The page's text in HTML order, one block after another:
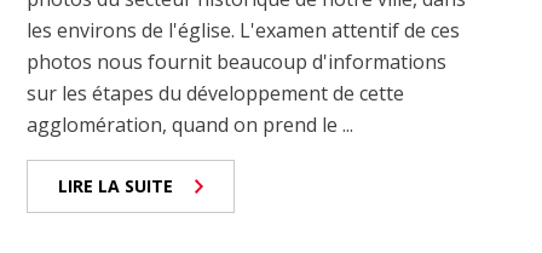
les environs de l'église. L'examen attentif de ces
photos nous fournit beaucoup d'informations
sur les étapes du développement de cette
agglomération, quand on prend le ...
LIRE LA SUITE